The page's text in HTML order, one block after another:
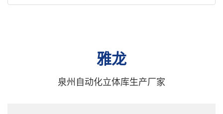
雅龙
泉州自动化立体库生产厂家